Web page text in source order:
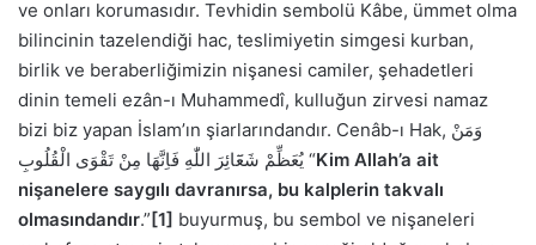
ve onları korumasıdır. Tevhidin sembolü Kâbe, ümmet olma
bilincinin tazelendiği hac, teslimiyetin simgesi kurban,
birlik ve beraberliğimizin nişanesi camiler, şehadetleri
dinin temeli ezân-ı Muhammedî, kulluğun zirvesi namaz
bizi biz yapan İslam’ın şiarlarındandır. Cenâb-ı Hak, وَمَنْ
يُعَظِّمْ شَعَٓائِرَ اللّٰهِ فَاِنَّهَا مِنْ تَقْوَى الْقُلُوبِ “Kim Allah’a ait
nişanelere saygılı davranırsa, bu kalplerin takvalı
olmasındandır.”[1] buyurmuş, bu sembol ve nişaneleri